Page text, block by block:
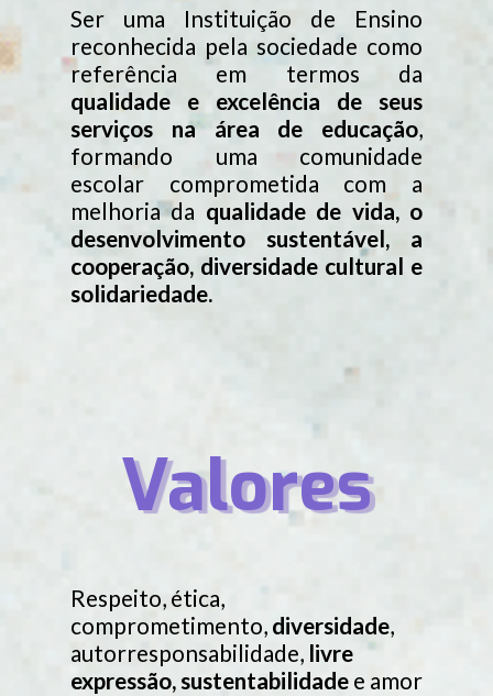
Ser uma Instituição de Ensino
reconhecida pela sociedade como
referência em termos da
qualidade e excelência de seus
serviços na área de educação,
formando uma comunidade
escolar comprometida com a
melhoria da qualidade de vida, o
desenvolvimento sustentável, a
cooperação, diversidade cultural e
solidariedade.
Valores
Respeito, ética,
comprometimento, diversidade,
autorresponsabilidade, livre
expressão, sustentabilidade e amor